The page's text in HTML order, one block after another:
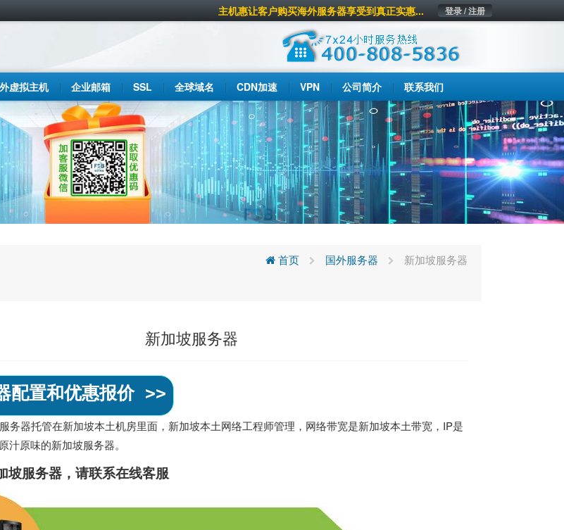
登录 / 注册
主机惠让客户购买海外服务器享受到真正实惠...
虚拟主机 企业邮箱 SSL 全球域名 CDN加速 VPN 公司简介 联系我们
首页 国外服务器 新加坡服务器
新加坡服务器
配置和优惠报价 >>
务器托管在新加坡本土机房里面，新加坡本土网络工程师管理，网络带宽是新加坡本土带宽，IP是
汁原味的新加坡服务器。
坡服务器 ，请联系在线客服